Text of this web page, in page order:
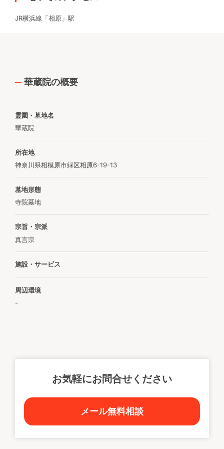
JR横浜線「相原」駅
華蔵院の概要
霊園・墓地名
華蔵院
所在地
神奈川県相模原市緑区相原6-19-13
墓地形態
寺院墓地
宗旨・宗派
真言宗
施設・サービス
周辺環境
-
お気軽にお問合せください
メール無料相談